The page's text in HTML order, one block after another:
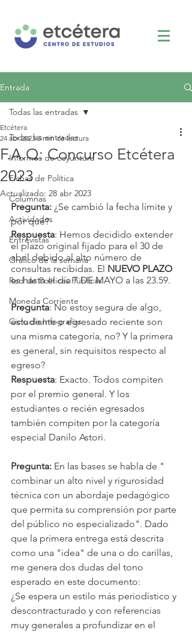
Entrada
Todas las entradas
Informes de coyuntura
Fichas de Política
Columnas
Actividades
Entrevistas
Gráfico de la semana
Red de Políticas Públicas
Moneda Corriente
Ciclo de Infografías
Todas las entradas
F.A.Q: Concurso Etcétera
2023
Etcétera
24 abr 2023 3 min de lectura
Actualizado: 28 abr 2023
Pregunta: ¿Se cambió la fecha límite y
por qué?
Respuesta: Hemos decidido extender
el plazo original fijado para el 30 de
abril debido al alto número de
consultas recibidas. El NUEVO PLAZO
es hasta el día 7 DE MAYO a las 23.59.
Pregunta: No estoy segura de algo,
estudiante o egresado reciente son
una misma categoría, no? Y la primera
es general, sin requisitos respecto al
egreso?
Respuesta: Exacto. Todos compiten
por el premio general. Y los
estudiantes o recién egresados
también compiten por la categoría
especial Danilo Astori.
Pregunta: En las bases se habla de "
combinar un alto nivel y rigurosidad
técnica con un abordaje pedagógico
que permita su comprensión por parte
del público no especializado". Dado
que la primera entrega está descrita
como una "idea" de una o do carillas,
me genera dos dudas del tono
esperado en este documento:
¿Se espera un estilo más periodístico y
descontracturado y con referencias
muy generales a profundizar en el